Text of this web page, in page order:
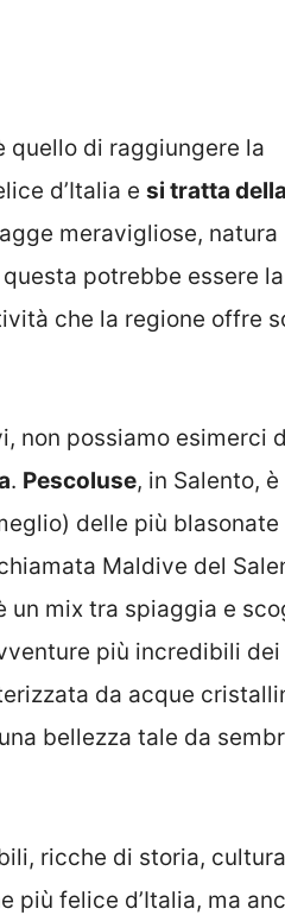
quello di raggiungere la
d’Italia e si tratta della
meravigliose, natura
potrebbe essere la
che la regione offre
non possiamo esimerci
. Pescoluse, in Salento, è
delle più blasonate
Maldive del
un mix tra spiaggia e
più incredibili dei
da acque
bellezza tale da
ricche di storia,
più felice d’Italia, ma